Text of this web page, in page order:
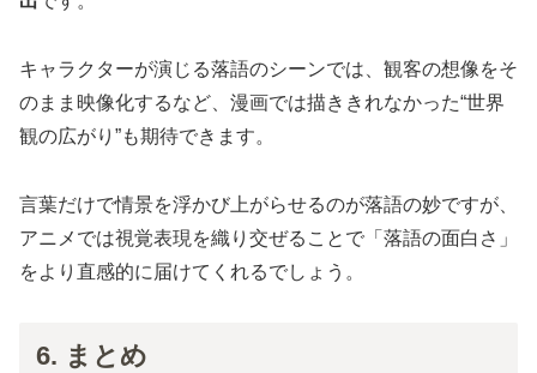
キャラクターが演じる落語のシーンでは、観客の想像をそ
のまま映像化するなど、漫画では描ききれなかった“世界
観の広がり”も期待できます。
言葉だけで情景を浮かび上がらせるのが落語の妙ですが、
アニメでは視覚表現を織り交ぜることで「落語の面白さ」
をより直感的に届けてくれるでしょう。
6. まとめ